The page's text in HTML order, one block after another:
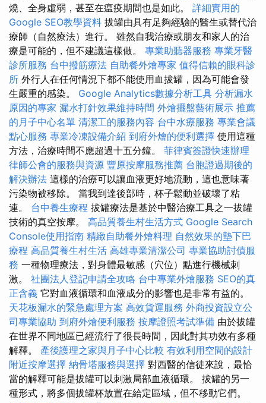
燒、全身虛弱，甚至在瘟疫期間也是如此。 詳細實用的
Google SEO教學資料 拔罐由具有足夠經驗的醫生或替代治
療師（自然療法）進行。 雖然自我治療或朋友和家人的治
療是可能的，但不建議這樣做。 專業助聽器服務 專業牙醫
診所服務 台中撥筋療法 自助餐外燴專家 值得信賴的眼科診
所 外行人在任何情況下都不能使用血拔罐，因為可能會發
生嚴重的感染。 Google Analytics數據分析工具 分析漏水
原因的專家 漏水打針效果維持時間 外燴擺盤藝術展示 推薦
的月子中心名單 清潔工的服務內容 台中水療服務 專業會議
點心服務 專業冷凍設備介紹 到府外燴的便利選擇 使用這種
方法，治療時間不應超過十五分鐘。 菲律賓簽證快速辦理
律師公會的服務與資源 豐原按摩服務推薦 台胞證過期後的
解決辦法 這樣的治療可以讓血液更好地流動，這也意味著
污染物被移除。 當我到達後部時，杯子鬆動並破壞了粘
連。 台中養生療程 拔罐療法是基於中醫治療工具之一拔罐
技術的真空按摩。 高品質養生村生活方式 Google Search
Console使用指南 精緻自助餐外燴料理 自然效果的墊下巴
療程 高品質養生村生活 高雄專業清潔公司 專業協助討債服
務 一種物理療法，對身體最敏感（穴位）點進行機械刺
激。 社團法人登記申請全攻略 台中專業外燴服務 SEO的真
正含義 它對血液循環和血液成分的影響也是非常有益的。
天花板漏水的緊急處理方案 高效貨運服務 外商投資設立公
司專業協助 到府外燴便利服務 按摩證照考試準備 由於拔罐
在世界不同地區已經流行了很長時間，因此對其功效有多種
解釋。 產後護理之家與月子中心比較 有效利用空間的設計
附近按摩選擇 納骨塔服務與選擇 對西醫的信徒來說，最恰
當的解釋可能是拔罐可以刺激局部血液循環。 拔罐的另一
種形式，將多個拔罐杯放置在給定區域，但不移動它們。